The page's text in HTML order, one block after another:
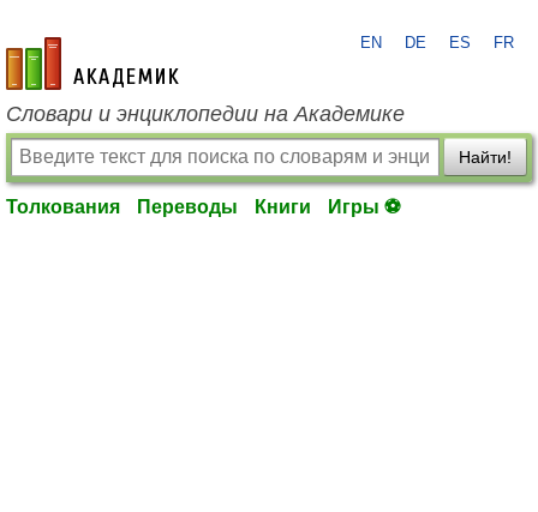
academic.ru
EN DE ES FR
Словари и энциклопедии на Академике
Найти!
Толкования Переводы Книги Игры ⚽